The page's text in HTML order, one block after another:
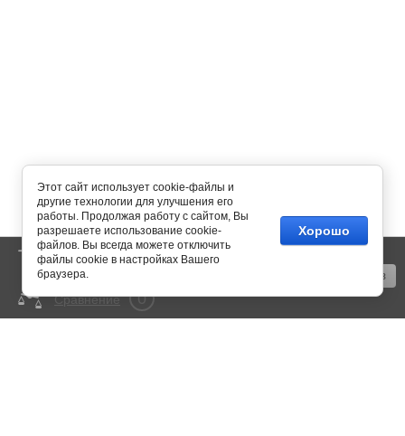
Оформить заказ
Корзина 0 пусто
Сравнение 0
Этот сайт использует cookie-файлы и
другие технологии для улучшения его
работы. Продолжая работу с сайтом, Вы
разрешаете использование cookie-
файлов. Вы всегда можете отключить
файлы cookie в настройках Вашего
браузера.
Хорошо